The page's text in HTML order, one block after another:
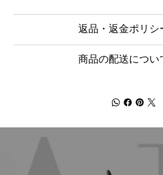
返品・返金ポリシ
商品の配送につい